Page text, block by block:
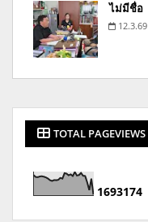
ไม่มีชื่อ
12.3.69
TOTAL PAGEVIEWS
1693174